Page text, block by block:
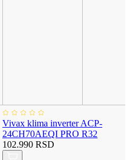
Vivax klima inverter ACP-
24CH70AEQI PRO R32
102.990 RSD